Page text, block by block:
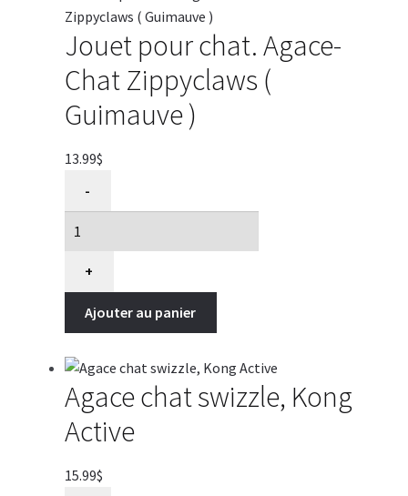
Oiseau
Jouet pour chat. Agace-
Chat Zippyclaws (
Guimauve )
13.99$
Jouet
chat.
Agace-
Chat
Zippyclaws
(
Guimauve
)
-
+
Ajouter au panier
Agace chat swizzle, Kong
Active
15.99$